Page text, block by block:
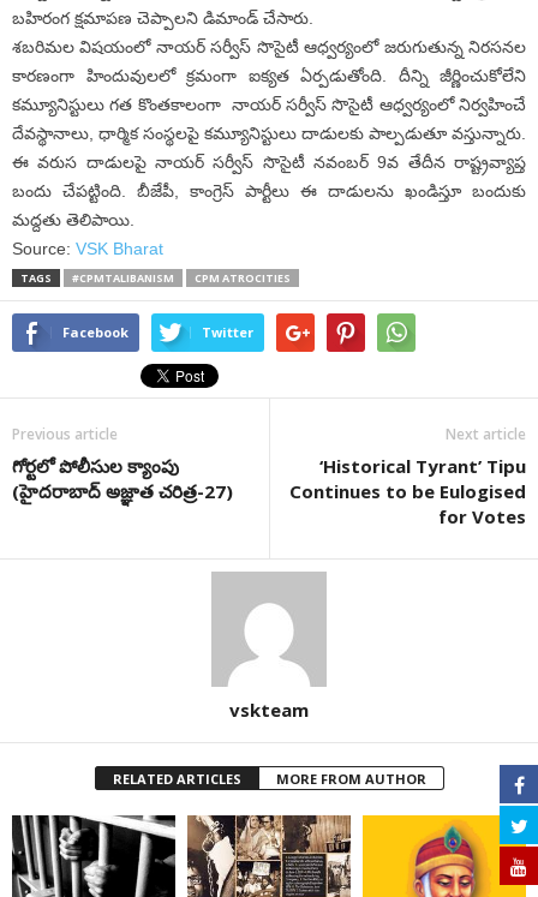
బహిరంగ క్షమాపణ చెప్పాలని డిమాండ్ చేసారు.
శబరిమల విషయంలో నాయర్ సర్వీస్ సొసైటీ ఆధ్వర్యంలో జరుగుతున్న నిరసనల
కారణంగా హిందువులలో క్రమంగా ఐక్యత ఏర్పడుతోంది. దీన్ని జీర్ణించుకోలేని
కమ్యూనిస్టులు గత కొంతకాలంగా నాయర్ సర్వీస్ సొసైటీ ఆధ్వర్యంలో నిర్వహించే
దేవస్థానాలు, ధార్మిక సంస్థలపై కమ్యూనిస్టులు దాడులకు పాల్పడుతూ వస్తున్నారు.
ఈ వరుస దాడులపై నాయర్ సర్వీస్ సొసైటీ నవంబర్ 9వ తేదీన రాష్ట్రవ్యాప్త
బందు చేపట్టింది. బీజేపీ, కాంగ్రెస్ పార్టీలు ఈ దాడులను ఖండిస్తూ బందుకు
మద్దతు తెలిపాయి.
Source: VSK Bharat
TAGS #CPMTALIBANISM CPM ATROCITIES
Facebook Twitter
Previous article
గోర్టలో పోలీసుల క్యాంపు
(హైదరాబాద్ అజ్ఞాత చరిత్ర-27)
Next article
‘Historical Tyrant’ Tipu
Continues to be Eulogised
for Votes
vskteam
RELATED ARTICLES MORE FROM AUTHOR